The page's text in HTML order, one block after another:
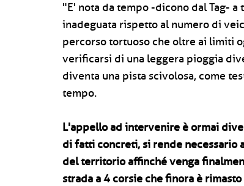
"E' nota da tempo -dicono dal Tag-
inadeguata rispetto al numero di
percorso tortuoso che oltre ai limiti
verificarsi di una leggera pioggia
diventa una pista scivolosa, come
tempo.
L'appello ad intervenire è ormai
di fatti concreti, si rende necessario
del territorio affinché venga
strada a 4 corsie che finora è